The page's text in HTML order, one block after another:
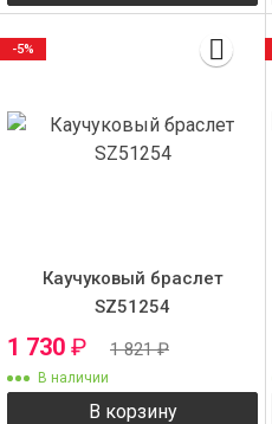
Каучуковый браслет
SZ51254
1 730 ₽ 1 821₽
В наличии
В корзину
-5%